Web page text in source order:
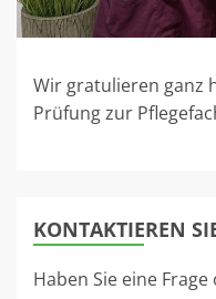
Wir gratulieren ganz
Prüfung zur
KONTAKTIEREN
Haben Sie eine